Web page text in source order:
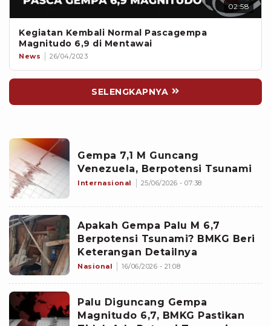
02:58
Kegiatan Kembali Normal Pascagempa
Magnitudo 6,9 di Mentawai
News 26/04/2023
SELENGKAPNYA
Gempa 7,1 M Guncang
Venezuela, Berpotensi Tsunami
Internasional 25/06/2026 - 07:38
Apakah Gempa Palu M 6,7
Berpotensi Tsunami? BMKG Beri
Keterangan Detailnya
Nasional 16/06/2026 - 21:08
Palu Diguncang Gempa
Magnitudo 6,7, BMKG Pastikan